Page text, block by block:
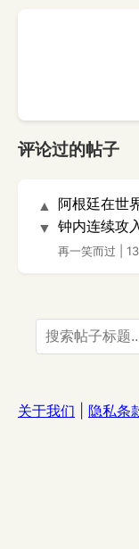
评论过的帖子
▲
▼
阿根廷在世
钟内连续攻
再一笑而过
关于我们 隐私条